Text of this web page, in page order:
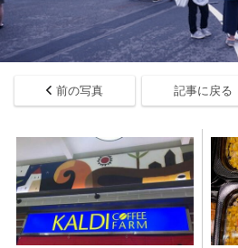
前の写真 記事に戻る